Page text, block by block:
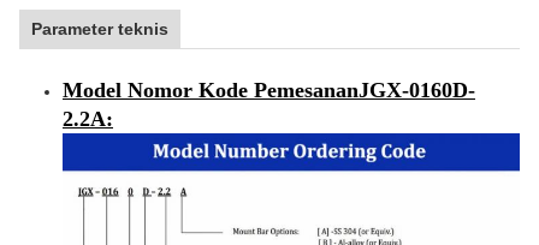
Parameter teknis
Model Nomor Kode PemesananJGX-0160D-
2.2A: